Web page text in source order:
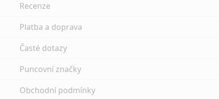
Recenze
Platba a doprava
Časté dotazy
Puncovní značky
Obchodní podmínky